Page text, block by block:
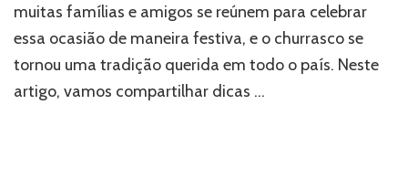
muitas famílias e amigos se reúnem para celebrar
essa ocasião de maneira festiva, e o churrasco se
tornou uma tradição querida em todo o país. Neste
artigo, vamos compartilhar dicas …